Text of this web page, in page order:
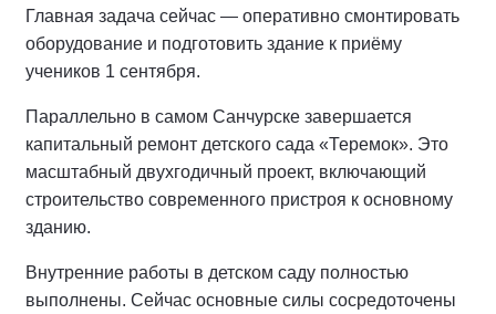
Главная задача сейчас — оперативно смонтировать
оборудование и подготовить здание к приёму
учеников 1 сентября.
Параллельно в самом Санчурске завершается
капитальный ремонт детского сада «Теремок». Это
масштабный двухгодичный проект, включающий
строительство современного пристроя к основному
зданию.
Внутренние работы в детском саду полностью
выполнены. Сейчас основные силы сосредоточены